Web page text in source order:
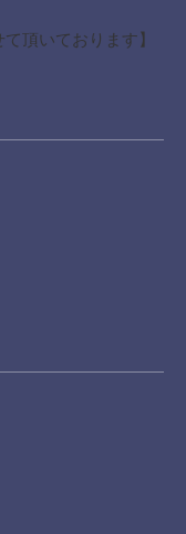
頂いております】